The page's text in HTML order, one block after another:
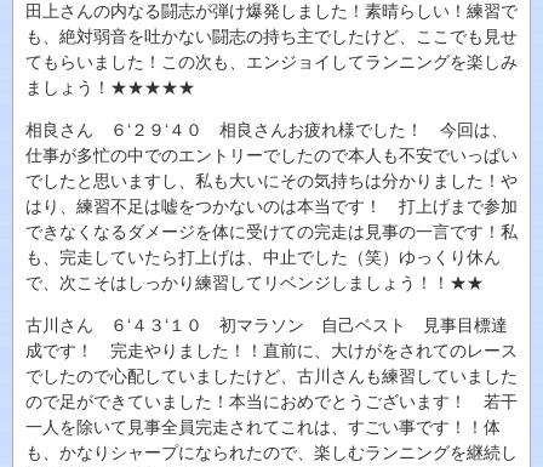
田上さんの内なる闘志が弾け爆発しました！素晴らしい！練習で
も、絶対弱音を吐かない闘志の持ち主でしたけど、ここでも見せ
てもらいました！この次も、エンジョイしてランニングを楽しみ
ましょう！★★★★★
相良さん ６‘２９‘４０ 相良さんお疲れ様でした！ 今回は、
仕事が多忙の中でのエントリーでしたので本人も不安でいっぱい
でしたと思いますし、私も大いにその気持ちは分かりました！や
はり、練習不足は嘘をつかないのは本当です！ 打上げまで参加
できなくなるダメージを体に受けての完走は見事の一言です！私
も、完走していたら打上げは、中止でした（笑）ゆっくり休ん
で、次こそはしっかり練習してリベンジしましょう！！★★
古川さん ６‘４３‘１０ 初マラソン 自己ベスト 見事目標達
成です！ 完走やりました！！直前に、大けがをされてのレース
でしたので心配していましたけど、古川さんも練習していました
ので足ができていました！本当におめでとうございます！ 若干
一人を除いて見事全員完走されてこれは、すごい事です！！体
も、かなりシャープになられたので、楽しむランニングを継続し